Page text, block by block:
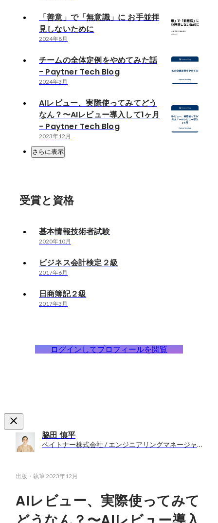
「善意」で「無意識」に お手並拝
見しないために
2024年8月
チームの全体定例をやめてみた話
- Paytner Tech Blog
2024年3月
AIレビュー、実際使ってみてどう
なん？〜AIレビュー導入して1ヶ月
- Paytner Tech Blog
2023年12月
さらに表示
受賞と資格
基本情報技術者試験
2020年10月
ビジネス会計検定２級
2017年6月
日商簿記２級
2017年3月
ログインしてプロフィールを閲覧
脇田 慎平
ペイトナー株式会社 / エンジニアリングマネージャー・スクラムマスター・バックエンドエンジニア
出版・執筆2023年12月
AIレビュー、実際使ってみて